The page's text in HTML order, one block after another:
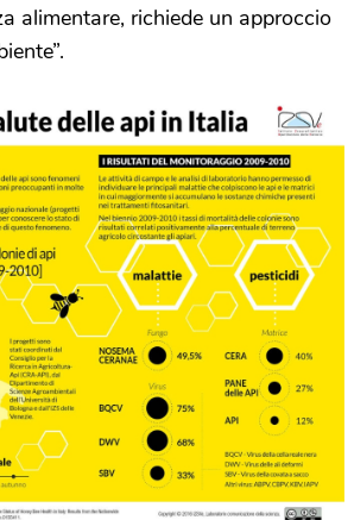
alimentare, richiede un approccio